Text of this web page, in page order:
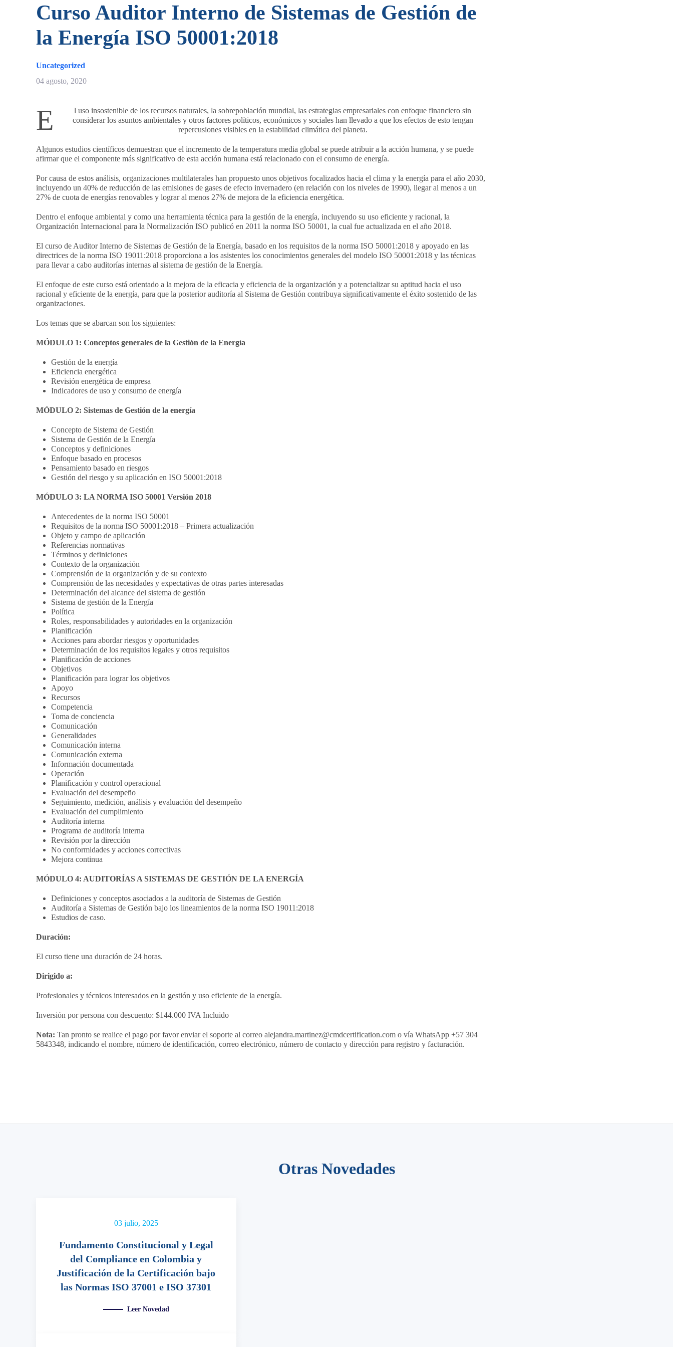
Curso Auditor Interno de Sistemas de Gestión de
la Energía ISO 50001:2018
Uncategorized
04 agosto, 2020
E
l uso insostenible de los recursos naturales, la sobrepoblación mundial, las estrategias empresariales con enfoque financiero sin
considerar los asuntos ambientales y otros factores políticos, económicos y sociales han llevado a que los efectos de esto tengan
repercusiones visibles en la estabilidad climática del planeta.
Algunos estudios científicos demuestran que el incremento de la temperatura media global se puede atribuir a la acción humana, y se puede
afirmar que el componente más significativo de esta acción humana está relacionado con el consumo de energía.
Por causa de estos análisis, organizaciones multilaterales han propuesto unos objetivos focalizados hacia el clima y la energía para el año 2030,
incluyendo un 40% de reducción de las emisiones de gases de efecto invernadero (en relación con los niveles de 1990), llegar al menos a un
27% de cuota de energías renovables y lograr al menos 27% de mejora de la eficiencia energética.
Dentro el enfoque ambiental y como una herramienta técnica para la gestión de la energía, incluyendo su uso eficiente y racional, la
Organización Internacional para la Normalización ISO publicó en 2011 la norma ISO 50001, la cual fue actualizada en el año 2018.
El curso de Auditor Interno de Sistemas de Gestión de la Energía, basado en los requisitos de la norma ISO 50001:2018 y apoyado en las
directrices de la norma ISO 19011:2018 proporciona a los asistentes los conocimientos generales del modelo ISO 50001:2018 y las técnicas
para llevar a cabo auditorías internas al sistema de gestión de la Energía.
El enfoque de este curso está orientado a la mejora de la eficacia y eficiencia de la organización y a potencializar su aptitud hacia el uso
racional y eficiente de la energía, para que la posterior auditoría al Sistema de Gestión contribuya significativamente el éxito sostenido de las
organizaciones.
Los temas que se abarcan son los siguientes:
MÓDULO 1: Conceptos generales de la Gestión de la Energía
Gestión de la energía
Eficiencia energética
Revisión energética de empresa
Indicadores de uso y consumo de energía
MÓDULO 2: Sistemas de Gestión de la energía
Concepto de Sistema de Gestión
Sistema de Gestión de la Energía
Conceptos y definiciones
Enfoque basado en procesos
Pensamiento basado en riesgos
Gestión del riesgo y su aplicación en ISO 50001:2018
MÓDULO 3: LA NORMA ISO 50001 Versión 2018
Antecedentes de la norma ISO 50001
Requisitos de la norma ISO 50001:2018 – Primera actualización
Objeto y campo de aplicación
Referencias normativas
Términos y definiciones
Contexto de la organización
Comprensión de la organización y de su contexto
Comprensión de las necesidades y expectativas de otras partes interesadas
Determinación del alcance del sistema de gestión
Sistema de gestión de la Energía
Política
Roles, responsabilidades y autoridades en la organización
Planificación
Acciones para abordar riesgos y oportunidades
Determinación de los requisitos legales y otros requisitos
Planificación de acciones
Objetivos
Planificación para lograr los objetivos
Apoyo
Recursos
Competencia
Toma de conciencia
Comunicación
Generalidades
Comunicación interna
Comunicación externa
Información documentada
Operación
Planificación y control operacional
Evaluación del desempeño
Seguimiento, medición, análisis y evaluación del desempeño
Evaluación del cumplimiento
Auditoría interna
Programa de auditoría interna
Revisión por la dirección
No conformidades y acciones correctivas
Mejora continua
MÓDULO 4: AUDITORÍAS A SISTEMAS DE GESTIÓN DE LA ENERGÍA
Definiciones y conceptos asociados a la auditoría de Sistemas de Gestión
Auditoría a Sistemas de Gestión bajo los lineamientos de la norma ISO 19011:2018
Estudios de caso.
Duración:
El curso tiene una duración de 24 horas.
Dirigido a:
Profesionales y técnicos interesados en la gestión y uso eficiente de la energía.
Inversión por persona con descuento: $144.000 IVA Incluido
Nota: Tan pronto se realice el pago por favor enviar el soporte al correo alejandra.martinez@cmdcertification.com o vía WhatsApp +57 304
5843348, indicando el nombre, número de identificación, correo electrónico, número de contacto y dirección para registro y facturación.
Otras Novedades
03 julio, 2025
Fundamento Constitucional y Legal
del Compliance en Colombia y
Justificación de la Certificación bajo
las Normas ISO 37001 e ISO 37301
Leer Novedad